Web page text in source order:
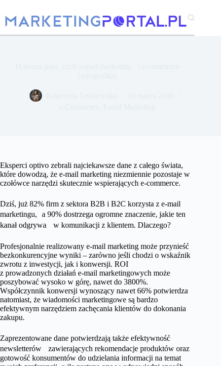
treści
Eksperci optivo zebrali najciekawsze dane z całego świata,
które dowodzą, że e-mail marketing niezmiennie pozostaje w
czołówce narzędzi skutecznie wspierających e-commerce.
Dziś, już 82% firm z sektora B2B i B2C korzysta z e-mail
marketingu, a 90% dostrzega ogromne znaczenie, jakie ten
kanał odgrywa w komunikacji z klientem. Dlaczego?
Profesjonalnie realizowany e-mail marketing może przynieść
bezkonkurencyjne wyniki – zarówno jeśli chodzi o wskaźnik
zwrotu z inwestycji, jak i konwersji. ROI
z prowadzonych działań e-mail marketingowych może
poszybować wysoko w górę, nawet do 3800%.
Współczynnik konwersji wynoszący nawet 66% potwierdza
natomiast, że wiadomości marketingowe są bardzo
efektywnym narzędziem zachęcania klientów do dokonania
zakupu.
Zaprezentowane dane potwierdzają także efektywność
newsletterów zawierających rekomendacje produktów oraz
gotowość konsumentów do udzielania informacji na temat